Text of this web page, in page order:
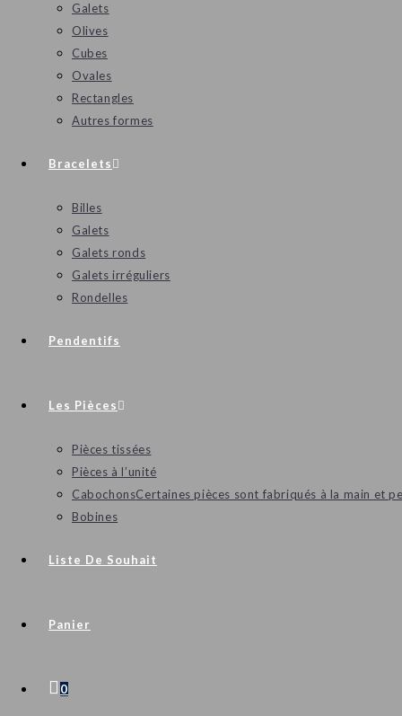
Galets
Olives
Cubes
Ovales
Rectangles
Autres formes
Bracelets
Billes
Galets
Galets ronds
Galets irréguliers
Rondelles
Pendentifs
Les Pièces
Pièces tissées
Pièces à l’unité
CabochonsCertaines pièces sont fabriqués à la main et
Bobines
Liste De Souhait
Panier
0